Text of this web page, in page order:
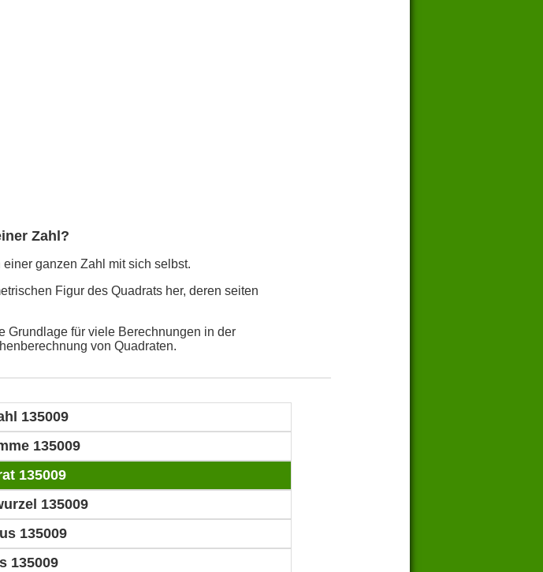
Zahl?
ganzen Zahl mit sich selbst.
Figur des Quadrats her, deren seiten
Grundlage für viele Berechnungen in der
von Quadraten.
135009
135009
135009
135009
135009
135009